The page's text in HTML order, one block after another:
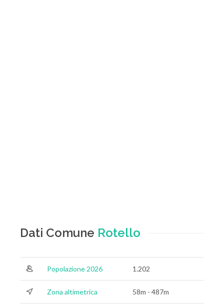
Dati Comune Rotello
Popolazione 2026 1.202
Zona altimetrica 58m - 487m